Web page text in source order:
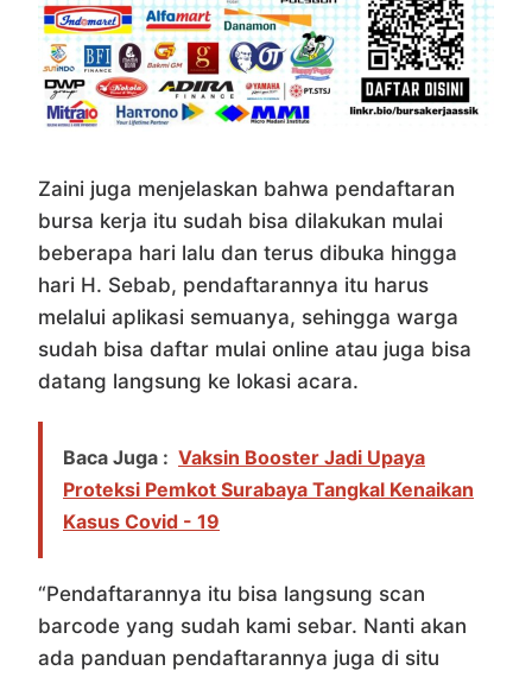
Zaini juga menjelaskan bahwa pendaftaran
bursa kerja itu sudah bisa dilakukan mulai
beberapa hari lalu dan terus dibuka hingga
hari H. Sebab, pendaftarannya itu harus
melalui aplikasi semuanya, sehingga warga
sudah bisa daftar mulai online atau juga bisa
datang langsung ke lokasi acara.
Baca Juga : Vaksin Booster Jadi Upaya
Proteksi Pemkot Surabaya Tangkal Kenaikan
Kasus Covid - 19
“Pendaftarannya itu bisa langsung scan
barcode yang sudah kami sebar. Nanti akan
ada panduan pendaftarannya juga di situ